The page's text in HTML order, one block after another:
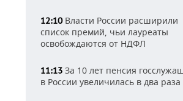
12:10Власти России расширили
список премий, чьи лауреаты
освобождаются от НДФЛ
11:13 За 10 лет пенсия
в России увеличилась в два раза